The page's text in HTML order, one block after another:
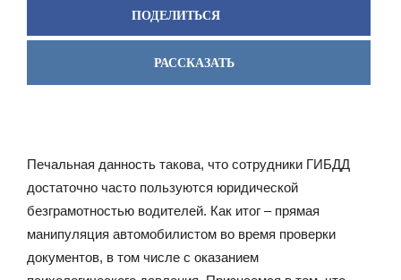
ПОДЕЛИТЬСЯ
РАССКАЗАТЬ
Печальная данность такова, что сотрудники ГИБДД
достаточно часто пользуются юридической
безграмотностью водителей. Как итог – прямая
манипуляция автомобилистом во время проверки
документов, в том числе с оказанием